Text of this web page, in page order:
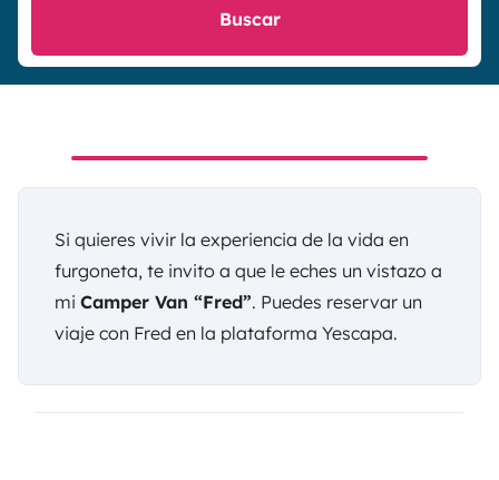
Buscar
Si quieres vivir la experiencia de la vida en
furgoneta, te invito a que le eches un vistazo a
mi Camper Van “Fred”. Puedes reservar un
viaje con Fred en la plataforma Yescapa.